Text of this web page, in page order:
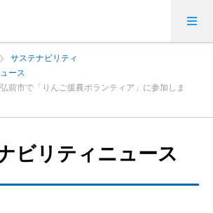
サステナビリティ
ース
前市で「りんご援農ボランティア」に参加しま
ビリティニュース